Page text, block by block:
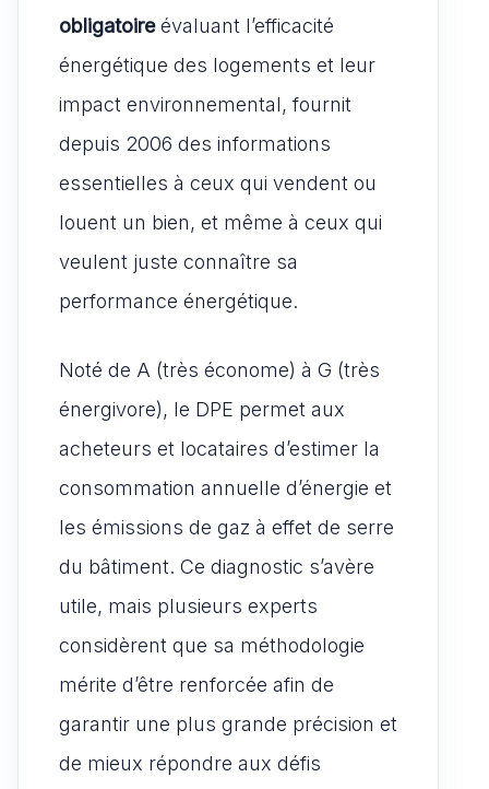
obligatoireévaluant l’efficacité
énergétique des logements et leur
impact environnemental, fournit
depuis 2006 des informations
essentielles à ceux qui vendent ou
louent un bien, et même à ceux qui
veulent juste connaître sa
performance énergétique.
Noté de A (très économe) à G (très
énergivore), le DPE permet aux
acheteurs et locataires d’estimer la
consommation annuelle d’énergie et
les émissions de gaz à effet de serre
du bâtiment. Ce diagnostic s’avère
utile, mais plusieurs experts
considèrent que sa méthodologie
mérite d’être renforcée afin de
garantir une plus grande précision et
de mieux répondre aux défis